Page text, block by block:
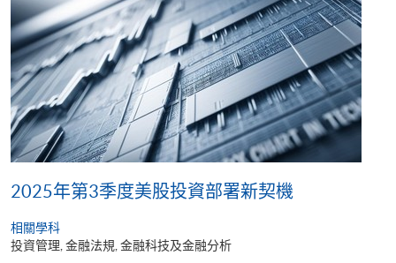
2025年第3季度美股投資部署新契機
相關學科
投資管理, 金融法規, 金融科技及金融分析